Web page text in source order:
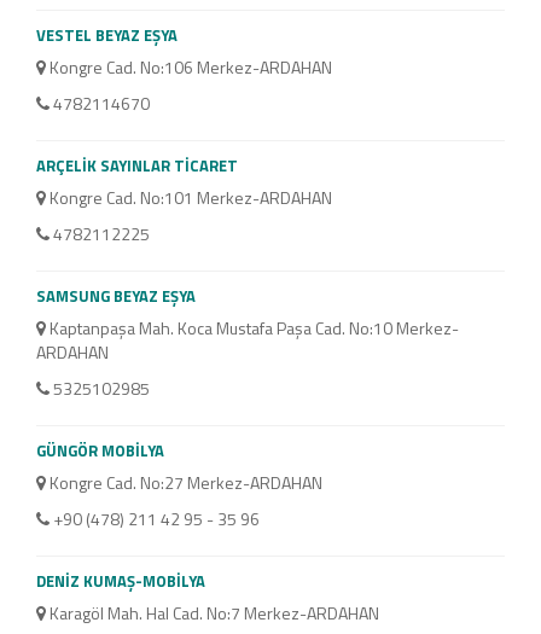
VESTEL BEYAZ EŞYA
Kongre Cad. No:106 Merkez-ARDAHAN
4782114670
ARÇELİK SAYINLAR TİCARET
Kongre Cad. No:101 Merkez-ARDAHAN
4782112225
SAMSUNG BEYAZ EŞYA
Kaptanpaşa Mah. Koca Mustafa Paşa Cad. No:10 Merkez-
ARDAHAN
5325102985
GÜNGÖR MOBİLYA
Kongre Cad. No:27 Merkez-ARDAHAN
+90 (478) 211 42 95 - 35 96
DENİZ KUMAŞ-MOBİLYA
Karagöl Mah. Hal Cad. No:7 Merkez-ARDAHAN